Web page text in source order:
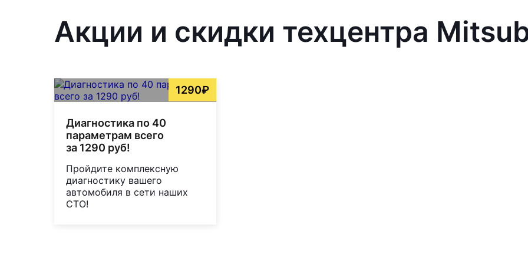
Акции и скидки техцентра
1290₽
Диагностика по 40
параметрам всего
за 1290 руб!
Пройдите комплексную
диагностику вашего
автомобиля в сети наших
СТО!